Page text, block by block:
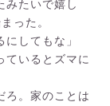
みたいで嬉し
った。
してもな」
いるとズマに
ろ。家のことは